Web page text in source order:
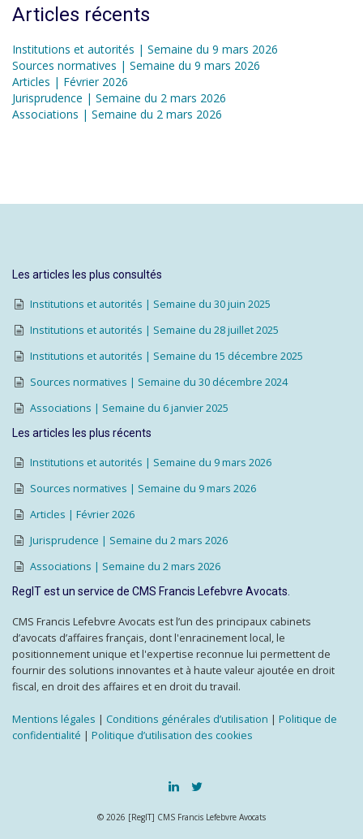
Articles récents
Institutions et autorités | Semaine du 9 mars 2026
Sources normatives | Semaine du 9 mars 2026
Articles | Février 2026
Jurisprudence | Semaine du 2 mars 2026
Associations | Semaine du 2 mars 2026
Les articles les plus consultés
Institutions et autorités | Semaine du 30 juin 2025
Institutions et autorités | Semaine du 28 juillet 2025
Institutions et autorités | Semaine du 15 décembre 2025
Sources normatives | Semaine du 30 décembre 2024
Associations | Semaine du 6 janvier 2025
Les articles les plus récents
Institutions et autorités | Semaine du 9 mars 2026
Sources normatives | Semaine du 9 mars 2026
Articles | Février 2026
Jurisprudence | Semaine du 2 mars 2026
Associations | Semaine du 2 mars 2026
RegIT est un service de CMS Francis Lefebvre Avocats.
CMS Francis Lefebvre Avocats est l’un des principaux cabinets
d’avocats d’affaires français, dont l'enracinement local, le
positionnement unique et l'expertise reconnue lui permettent de
fournir des solutions innovantes et à haute valeur ajoutée en droit
fiscal, en droit des affaires et en droit du travail.
Mentions légales | Conditions générales d’utilisation | Politique de
confidentialité | Politique d’utilisation des cookies
© 2026 [RegIT] CMS Francis Lefebvre Avocats